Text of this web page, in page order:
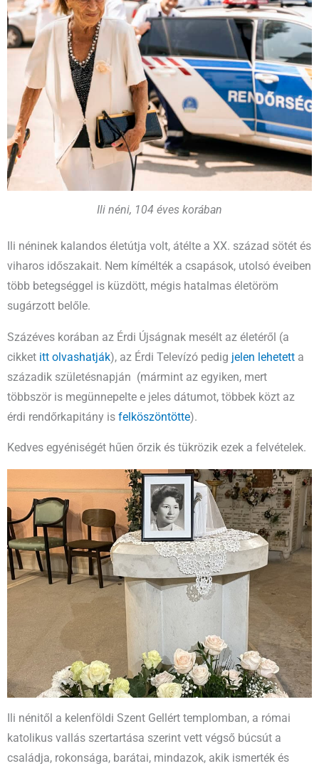
Ili néni, 104 éves korában
Ili néninek kalandos életútja volt, átélte a XX. század sötét és
viharos időszakait. Nem kímélték a csapások, utolsó éveiben
több betegséggel is küzdött, mégis hatalmas életöröm
sugárzott belőle.
Százéves korában az Érdi Újságnak mesélt az életéről (a
cikket itt olvashatják), az Érdi Televízó pedig jelen lehetett a
századik születésnapján (mármint az egyiken, mert
többször is megünnepelte e jeles dátumot, többek közt az
érdi rendőrkapitány is felköszöntötte).
Kedves egyéniségét hűen őrzik és tükrözik ezek a felvételek.
Ili nénitől a kelenföldi Szent Gellért templomban, a római
katolikus vallás szertartása szerint vett végső búcsút a
családja, rokonsága, barátai, mindazok, akik ismerték és